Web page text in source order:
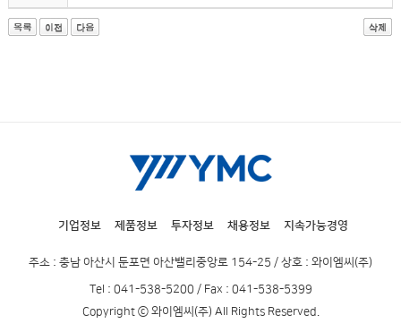
기업정보 제품정보 투자정보 채용정보 지속가능경영
주소 : 충남 아산시 둔포면 아산밸리중앙로 154-25 / 상호 : 와이엠씨(주)
Tel : 041-538-5200 / Fax : 041-538-5399
Copyright ⓒ 와이엠씨(주) All Rights Reserved.